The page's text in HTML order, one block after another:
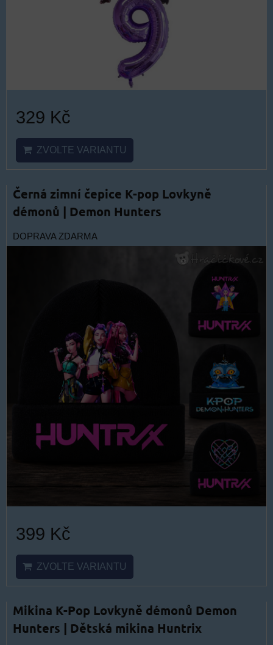
329 Kč
ZVOLTE VARIANTU
Černá zimní čepice K-pop Lovkyně
démonů | Demon Hunters
DOPRAVA ZDARMA
399 Kč
ZVOLTE VARIANTU
Mikina K-Pop Lovkyně démonů Demon
Hunters | Dětská mikina Huntrix